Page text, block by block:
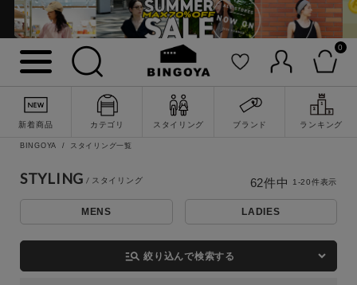
0
新着商品 カテゴリ スタイリング ブランド ランキング
詳細検索
BINGOYA スタイリング一覧
STYLING
MENS LADIES
manage_search 絞り込んで検索する
62件中 1-20件表示